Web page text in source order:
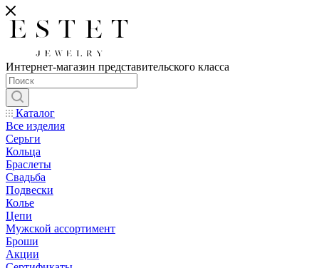
Интернет-магазин представительского класса
Каталог
Все изделия
Серьги
Кольца
Браслеты
Свадьба
Подвески
Колье
Цепи
Мужской ассортимент
Броши
Акции